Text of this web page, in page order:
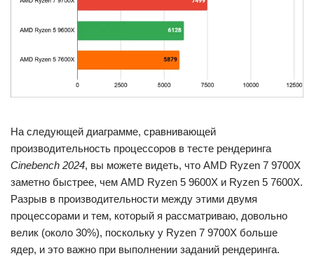
На следующей диаграмме, сравнивающей
производительность процессоров в тесте рендеринга
Cinebench 2024, вы можете видеть, что AMD Ryzen 7 9700X
заметно быстрее, чем AMD Ryzen 5 9600X и Ryzen 5 7600X.
Разрыв в производительности между этими двумя
процессорами и тем, который я рассматриваю, довольно
велик (около 30%), поскольку у Ryzen 7 9700X больше
ядер, и это важно при выполнении заданий рендеринга.